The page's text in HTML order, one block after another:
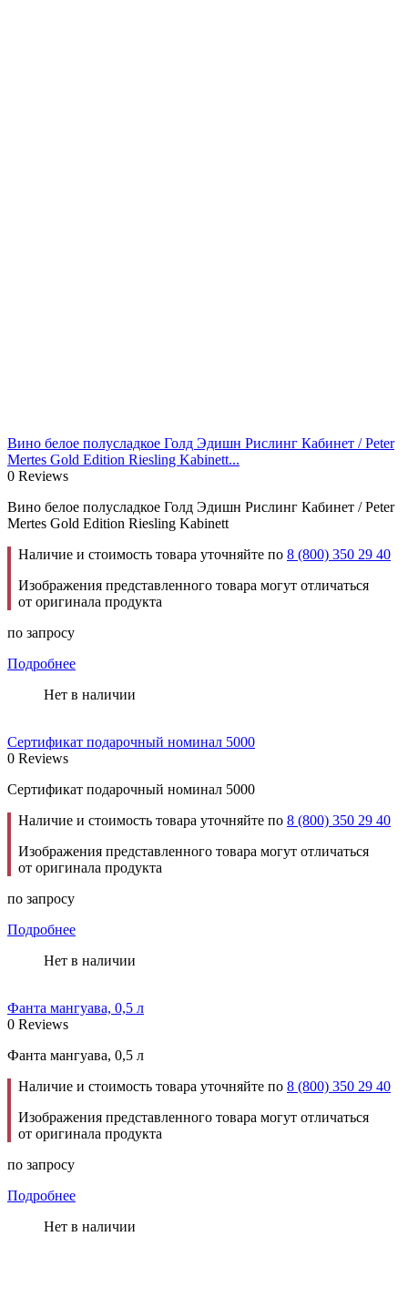
Вино белое полусладкое Голд Эдишн Рислинг Кабинет / Peter
Mertes Gold Edition Riesling Kabinett...
0 Reviews
Вино белое полусладкое Голд Эдишн Рислинг Кабинет / Peter
Mertes Gold Edition Riesling Kabinett
Наличие и стоимость товара уточняйте по 8 (800) 350 29 40
Изображения представленного товара могут отличаться
от оригинала продукта
по запросу
Подробнее
Нет в наличии
Сертификат подарочный номинал 5000
0 Reviews
Сертификат подарочный номинал 5000
Наличие и стоимость товара уточняйте по 8 (800) 350 29 40
Изображения представленного товара могут отличаться
от оригинала продукта
по запросу
Подробнее
Нет в наличии
Фанта мангуава, 0,5 л
0 Reviews
Фанта мангуава, 0,5 л
Наличие и стоимость товара уточняйте по 8 (800) 350 29 40
Изображения представленного товара могут отличаться
от оригинала продукта
по запросу
Подробнее
Нет в наличии